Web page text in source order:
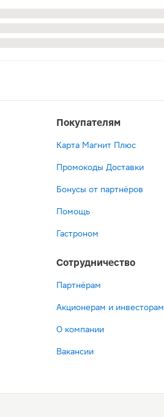
Покупателям
Карта Магнит Плюс
Промокоды Доставки
Бонусы от партнёров
Помощь
Гастроном
Сотрудничество
Партнёрам
Акционерам и инвесторам
О компании
Вакансии